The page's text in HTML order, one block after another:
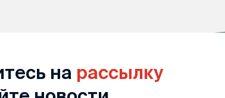
на рассылку